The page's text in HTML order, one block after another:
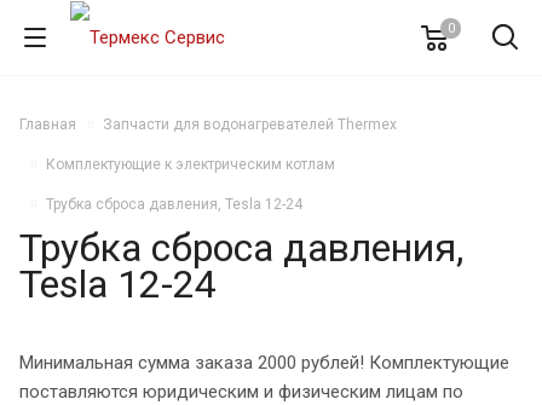
0
Главная Запчасти для водонагревателей Thermex
Комплектующие к электрическим котлам
Трубка сброса давления, Tesla 12-24
Трубка сброса давления,
Tesla 12-24
Минимальная сумма заказа 2000 рублей! Комплектующие
поставляются юридическим и физическим лицам по